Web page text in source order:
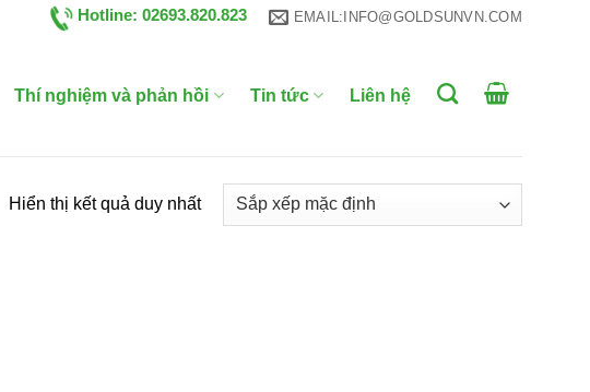
Hotline: 02693.820.823 EMAIL:INFO@GOLDSUNVN.COM
Thí nghiệm và phản hồi Tin tức Liên hệ
Hiển thị kết quả duy nhất